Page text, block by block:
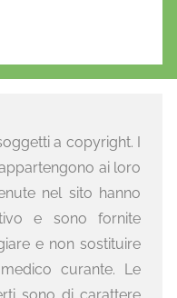
a copyright. I
ai loro
nel sito hanno
e sono fornite
e non sostituire
curante. Le